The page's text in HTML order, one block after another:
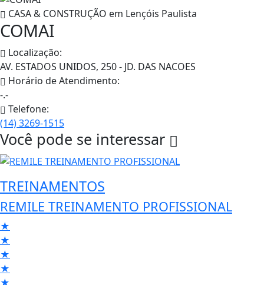
CASA & CONSTRUÇÃO em Lençóis Paulista
COMAI
Localização:
AV. ESTADOS UNIDOS, 250 - JD. DAS NACOES
Horário de Atendimento:
-.-
Telefone:
(14) 3269-1515
Você pode se interessar
TREINAMENTOS
REMILE TREINAMENTO PROFISSIONAL
★
★
★
★